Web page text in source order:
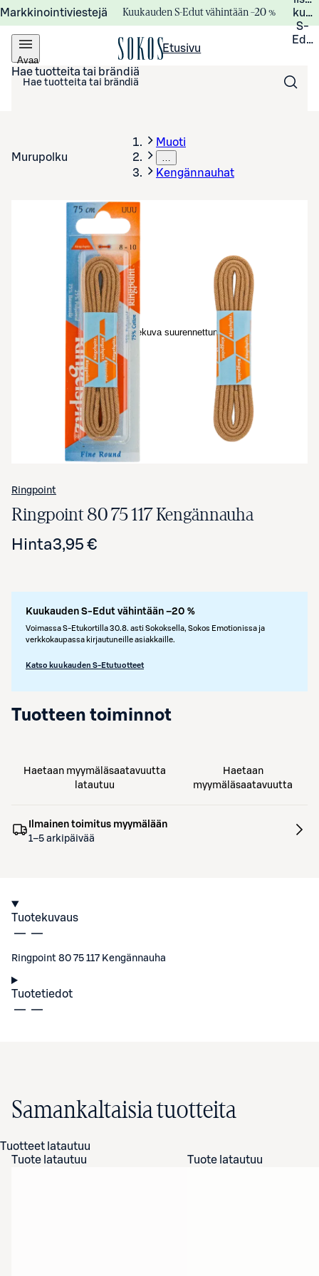
Markkinointiviestejä Kuukauden S-Edut vähintään –20 %
S-
Avaa
valikko
Etusivu
Hae tuotteita tai brändiä
Murupolku
Muoti
…
Kengännauhat
Avaa tuotekuva suurennettuna
Ringpoint
Ringpoint 80 75 117 Kengännauha
Hinta3,95 €
Kuukauden S-Edut vähintään –20 %
Voimassa S-Etukortilla 30.8. asti Sokoksella, Sokos Emotionissa ja
verkkokaupassa kirjautuneille asiakkaille.
Katso kuukauden S-Etutuotteet
Tuotteen toiminnot
Haetaan myymäläsaatavuutta
latautuu
Haetaan
myymäläsaatavuutta
Ilmainen toimitus myymälään
1–5 arkipäivää
Tuotekuvaus
Ringpoint 80 75 117 Kengännauha
Tuotetiedot
Samankaltaisia tuotteita
Tuotteet latautuu
Tuote latautuu
Tuote latautuu